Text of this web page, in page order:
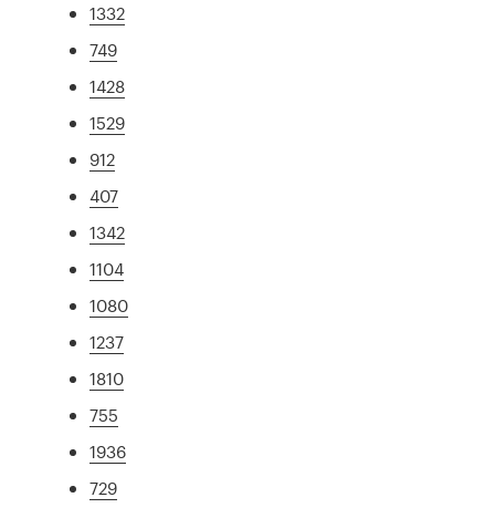
1332
749
1428
1529
912
407
1342
1104
1080
1237
1810
755
1936
729